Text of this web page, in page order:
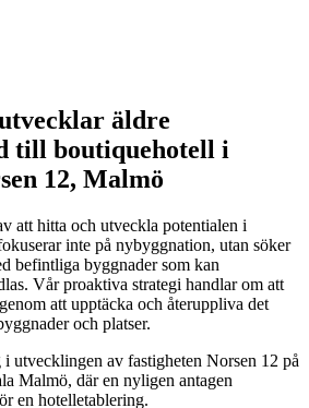
äldre
till boutiquehotell i
12, Malmö
att hitta och utveckla potentialen i
inte på nybyggnation, utan söker
befintliga byggnader som kan
Vår proaktiva strategi handlar om att
att upptäcka och återuppliva det
och platser.
i utvecklingen av fastigheten Norsen 12 på
Malmö, där en nyligen antagen
en hotelletablering.